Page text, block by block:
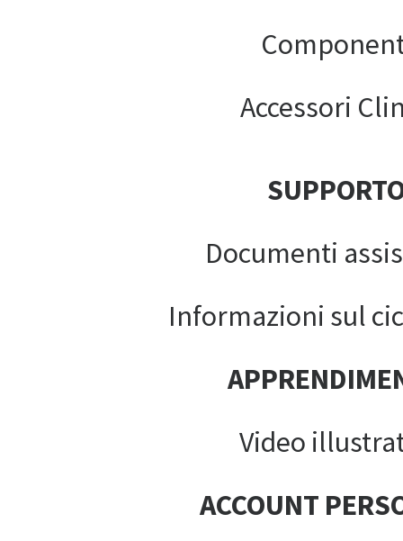
Accessori
Documenti
Informazioni sul
Video
ACCOUNT